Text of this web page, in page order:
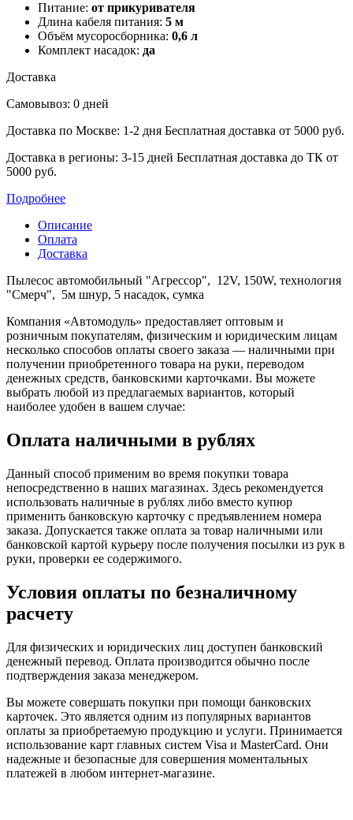
Питание: от прикуривателя
Длина кабеля питания: 5 м
Объём мусоросборника: 0,6 л
Комплект насадок: да
Доставка
Самовывоз: 0 дней
Доставка по Москве: 1-2 дня Бесплатная доставка от 5000 руб.
Доставка в регионы: 3-15 дней Бесплатная доставка до ТК от
5000 руб.
Подробнее
Описание
Оплата
Доставка
Пылесос автомобильный "Агрессор", 12V, 150W, технология
"Смерч", 5м шнур, 5 насадок, сумка
Компания «Автомодуль» предоставляет оптовым и
розничным покупателям, физическим и юридическим лицам
несколько способов оплаты своего заказа — наличными при
получении приобретенного товара на руки, переводом
денежных средств, банковскими карточками. Вы можете
выбрать любой из предлагаемых вариантов, который
наиболее удобен в вашем случае:
Оплата наличными в рублях
Данный способ применим во время покупки товара
непосредственно в наших магазинах. Здесь рекомендуется
использовать наличные в рублях либо вместо купюр
применить банковскую карточку с предъявлением номера
заказа. Допускается также оплата за товар наличными или
банковской картой курьеру после получения посылки из рук в
руки, проверки ее содержимого.
Условия оплаты по безналичному
расчету
Для физических и юридических лиц доступен банковский
денежный перевод. Оплата производится обычно после
подтверждения заказа менеджером.
Вы можете совершать покупки при помощи банковских
карточек. Это является одним из популярных вариантов
оплаты за приобретаемую продукцию и услуги. Принимается
использование карт главных систем Visa и MasterCard. Они
надежные и безопасные для совершения моментальных
платежей в любом интернет-магазине.